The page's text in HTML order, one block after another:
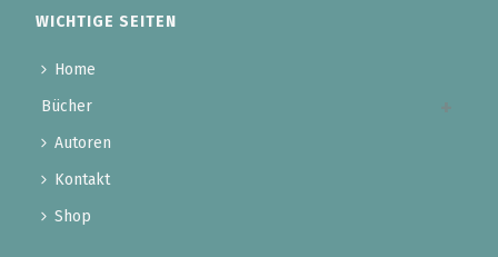
WICHTIGE SEITEN
Home
Bücher
Autoren
Kontakt
Shop